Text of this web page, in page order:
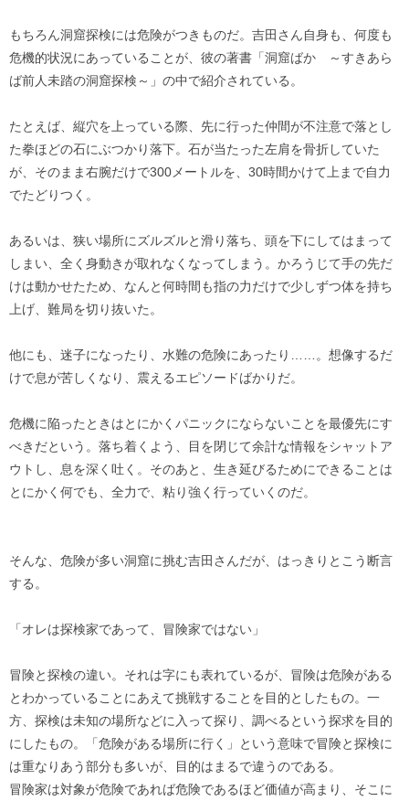
もちろん洞窟探検には危険がつきものだ。吉田さん自身も、何度も
危機的状況にあっていることが、彼の著書「洞窟ばか ～すきあら
ば前人未踏の洞窟探検～」の中で紹介されている。
たとえば、縦穴を上っている際、先に行った仲間が不注意で落とし
た拳ほどの石にぶつかり落下。石が当たった左肩を骨折していた
が、そのまま右腕だけで300メートルを、30時間かけて上まで自力
でたどりつく。
あるいは、狭い場所にズルズルと滑り落ち、頭を下にしてはまって
しまい、全く身動きが取れなくなってしまう。かろうじて手の先だ
けは動かせたため、なんと何時間も指の力だけで少しずつ体を持ち
上げ、難局を切り抜いた。
他にも、迷子になったり、水難の危険にあったり……。想像するだ
けで息が苦しくなり、震えるエピソードばかりだ。
危機に陥ったときはとにかくパニックにならないことを最優先にす
べきだという。落ち着くよう、目を閉じて余計な情報をシャットア
ウトし、息を深く吐く。そのあと、生き延びるためにできることは
とにかく何でも、全力で、粘り強く行っていくのだ。
そんな、危険が多い洞窟に挑む吉田さんだが、はっきりとこう断言
する。
「オレは探検家であって、冒険家ではない」
冒険と探検の違い。それは字にも表れているが、冒険は危険がある
とわかっていることにあえて挑戦することを目的としたもの。一
方、探検は未知の場所などに入って探り、調べるという探求を目的
にしたもの。「危険がある場所に行く」という意味で冒険と探検に
は重なりあう部分も多いが、目的はまるで違うのである。
冒険家は対象が危険であれば危険であるほど価値が高まり、そこに